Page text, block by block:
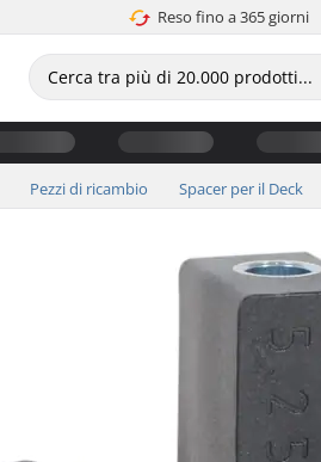
Reso fino a 365 giorni
Pezzi di ricambio Spacer per il Deck